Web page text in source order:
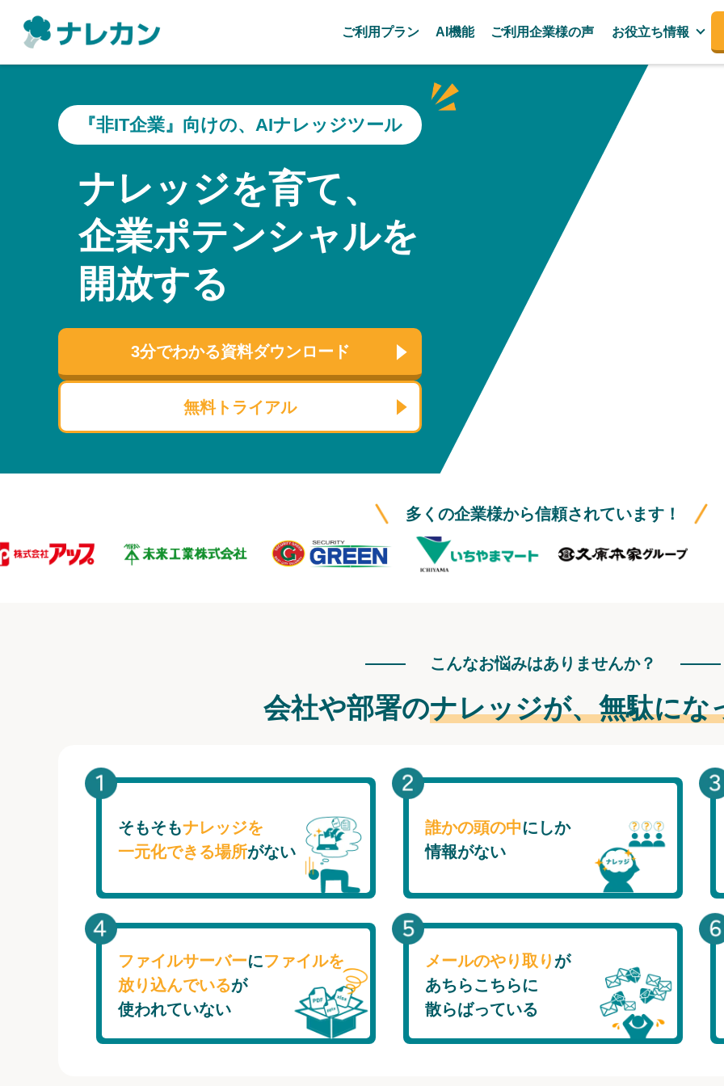
ご利用プラン AI機能 ご利用企業様の声 お役立ち情報
『非IT企業』向けの、AIナレッジツール
ナレッジを育て、
企業ポテンシャルを
開放する
3分でわかる資料ダウンロード
無料トライアル
多くの企業様から信頼されています！
こんなお悩みはありませんか？
会社や部署のナレッジが、無駄にな
そもそもナレッジを
一元化できる場所がない
誰かの頭の中にしか
情報がない
ファイルサーバーにファイルを
放り込んでいるが
使われていない
メールのやり取り が
あちらこちらに
散らばっている